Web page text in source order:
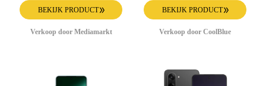
BEKIJK PRODUCT
Verkoop door Mediamarkt
BEKIJK PRODUCT
Verkoop door CoolBlue